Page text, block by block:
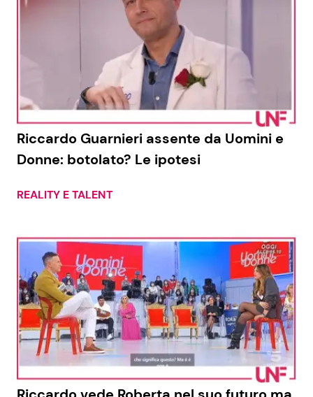
Riccardo Guarnieri assente da Uomini e
Donne: botolato? Le ipotesi
REALITY E TALENT